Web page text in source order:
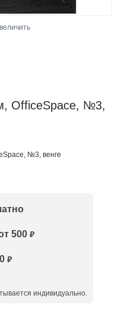
OfficeSpace, №3,
№3, венге
500 ₽
₽
индивидуально.